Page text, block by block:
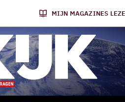
MIJN MAGAZINES